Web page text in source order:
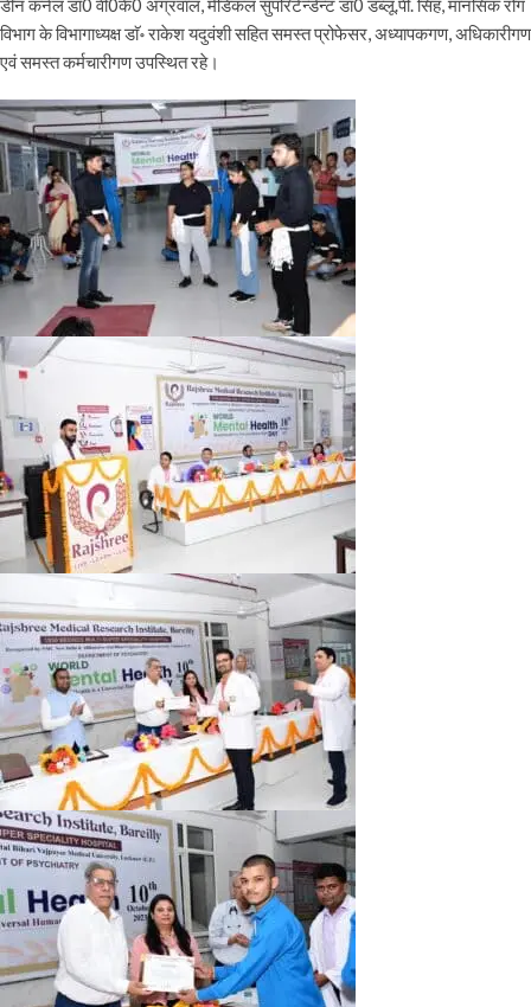
डीन कर्नल डाॅ0 वी0के0 अग्रवाल, मेडिकल सुपरिटेन्डेन्ट डा0 डब्लू.पी. सिंह, मानसिक रोग
विभाग के विभागाध्यक्ष डाॅ॰ राकेश यदुवंशी सहित समस्त प्रोफेसर, अध्यापकगण, अधिकारीगण
एवं समस्त कर्मचारीगण उपस्थित रहे।